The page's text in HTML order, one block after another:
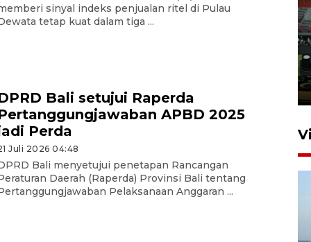
sinyal indeks penjualan ritel di Pulau
tetap kuat dalam tiga ...
Bali setujui Raperda
APBD 2025
Perda
Juli 2026 04:48
Bali menyetujui penetapan Rancangan
Daerah (Raperda) Provinsi Bali tentang
Pelaksanaan Anggaran ...
Tiga matra TNI unjuk